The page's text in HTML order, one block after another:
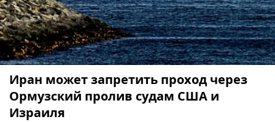
Иран может запретить проход через
Ормузский пролив судам США и
Израиля